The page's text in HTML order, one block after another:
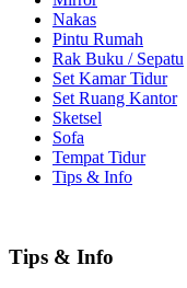
Nakas
Pintu Rumah
Rak Buku / Sepatu
Set Kamar Tidur
Set Ruang Kantor
Sketsel
Sofa
Tempat Tidur
Tips & Info
Tips & Info